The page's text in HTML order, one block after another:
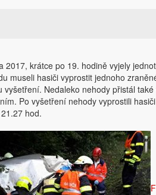
2017, krátce po 19. hodině vyjely
museli hasiči vyprostit jednoho
vyšetření. Nedaleko nehody přistál
Po vyšetření nehody vyprostili
hod.